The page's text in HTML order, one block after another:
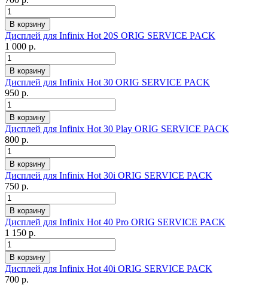
Дисплей для Infinix Hot 20S ORIG SERVICE PACK
1 000 р.
Дисплей для Infinix Hot 30 ORIG SERVICE PACK
950 р.
Дисплей для Infinix Hot 30 Play ORIG SERVICE PACK
800 р.
Дисплей для Infinix Hot 30i ORIG SERVICE PACK
750 р.
Дисплей для Infinix Hot 40 Pro ORIG SERVICE PACK
1 150 р.
Дисплей для Infinix Hot 40i ORIG SERVICE PACK
700 р.